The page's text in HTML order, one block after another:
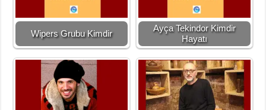
Wipers Grubu Kimdir
Ayça Tekindor Kimdir
Hayatı